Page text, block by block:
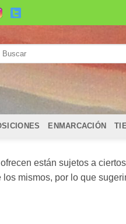
ENMARCACIÓN
están sujetos a
mismos, por lo que